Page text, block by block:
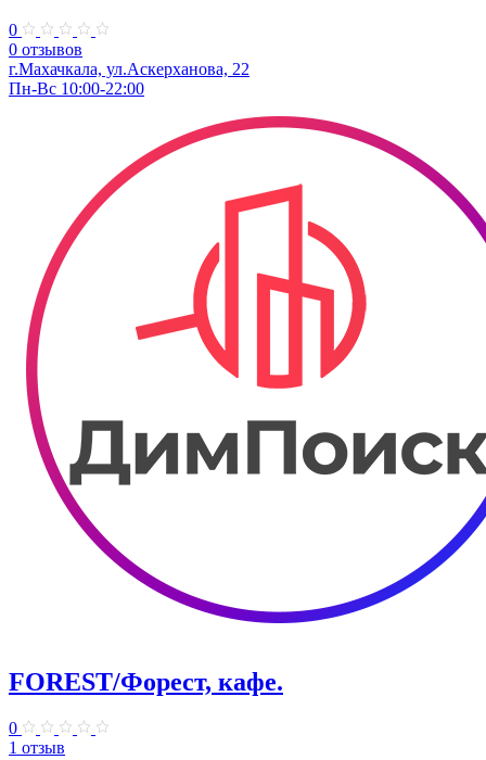
0
0 отзывов
г.Махачкала, ул.Аскерханова, 22
Пн-Вс 10:00-22:00
FOREST/Форест, кафе.
0
1 отзыв